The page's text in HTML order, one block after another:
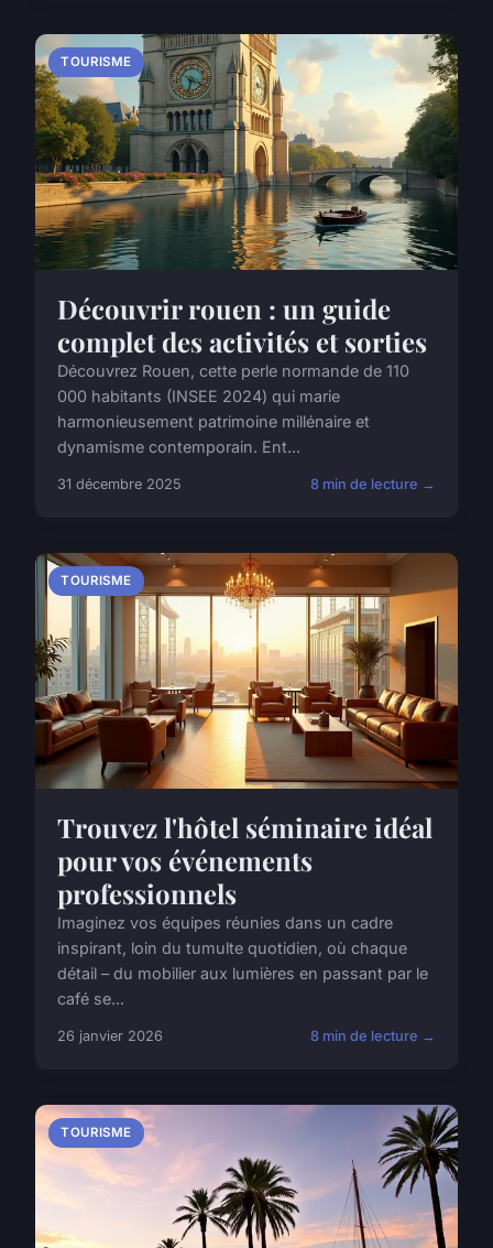
TOURISME
Découvrir rouen : un guide
complet des activités et sorties
Découvrez Rouen, cette perle normande de 110
000 habitants (INSEE 2024) qui marie
harmonieusement patrimoine millénaire et
dynamisme contemporain. Ent...
31 décembre 2025 8 min de lecture →
TOURISME
Trouvez l'hôtel séminaire idéal
pour vos événements
professionnels
Imaginez vos équipes réunies dans un cadre
inspirant, loin du tumulte quotidien, où chaque
détail – du mobilier aux lumières en passant par le
café se...
26 janvier 2026 8 min de lecture →
TOURISME